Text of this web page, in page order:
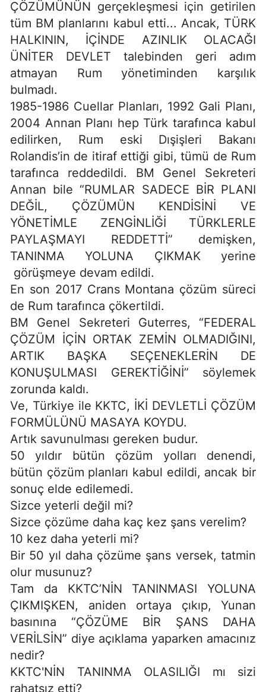
ÇÖZÜMÜNÜN gerçekleşmesi için getirilen
tüm BM planlarını kabul etti... Ancak, TÜRK
HALKININ, İÇİNDE AZINLIK OLACAĞI
ÜNİTER DEVLET talebinden geri adım
atmayan Rum yönetiminden karşılık
bulmadı.
1985-1986 Cuellar Planları, 1992 Gali Planı,
2004 Annan Planı hep Türk tarafınca kabul
edilirken, Rum eski Dışişleri Bakanı
Rolandis’in de itiraf ettiği gibi, tümü de Rum
tarafınca reddedildi. BM Genel Sekreteri
Annan bile “RUMLAR SADECE BİR PLANI
DEĞİL, ÇÖZÜMÜN KENDİSİNİ VE
YÖNETİMLE ZENGİNLİĞİ TÜRKLERLE
PAYLAŞMAYI REDDETTİ” demişken,
TANINMA YOLUNA ÇIKMAK yerine
görüşmeye devam edildi.
En son 2017 Crans Montana çözüm süreci
de Rum tarafınca çökertildi.
BM Genel Sekreteri Guterres, “FEDERAL
ÇÖZÜM İÇİN ORTAK ZEMİN OLMADIĞINI,
ARTIK BAŞKA SEÇENEKLERİN DE
KONUŞULMASI GEREKTİĞİNİ” söylemek
zorunda kaldı.
Ve, Türkiye ile KKTC, İKİ DEVLETLİ ÇÖZÜM
FORMÜLÜNÜ MASAYA KOYDU.
Artık savunulması gereken budur.
50 yıldır bütün çözüm yolları denendi,
bütün çözüm planları kabul edildi, ancak bir
sonuç elde edilemedi.
Sizce yeterli değil mi?
Sizce çözüme daha kaç kez şans verelim?
10 kez daha yeterli mi?
Bir 50 yıl daha çözüme şans versek, tatmin
olur musunuz?
Tam da KKTC’NİN TANINMASI YOLUNA
ÇIKMIŞKEN, aniden ortaya çıkıp, Yunan
basınına “ÇÖZÜME BİR ŞANS DAHA
VERİLSİN” diye açıklama yaparken amacınız
nedir?
KKTC'NİN TANINMA OLASILIĞI mı sizi
rahatsız etti?